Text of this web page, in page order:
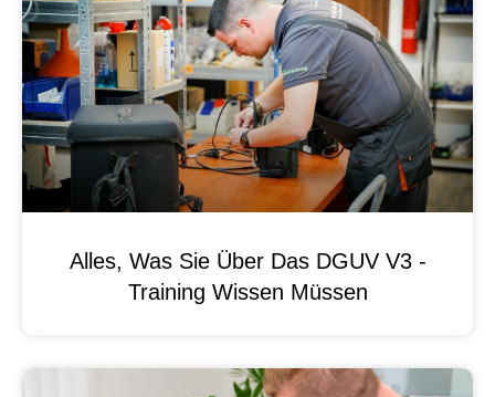
Alles, Was Sie Über Das DGUV V3 -
Training Wissen Müssen